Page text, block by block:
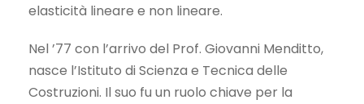
elasticità lineare e non lineare.
Nel ’77 con l’arrivo del Prof. Giovanni Menditto,
nasce l’Istituto di Scienza e Tecnica delle
Costruzioni. Il suo fu un ruolo chiave per la